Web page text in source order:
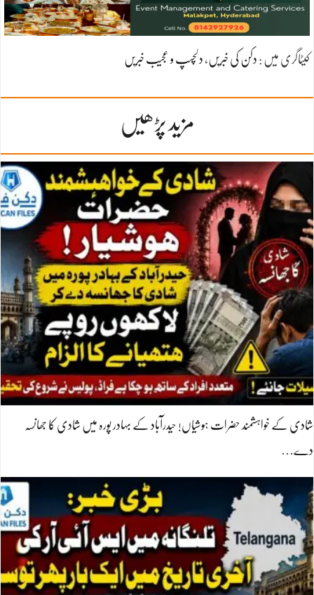
کیٹاگری میں : دکن کی خبریں ، دلچسپ و عجیب خبریں
مزید پڑھیں
شادی کے خواہشمند حضرات ہوشیاں! حیدرآباد کے بہادر پورہ میں شادی کا جھانسہ
دے…